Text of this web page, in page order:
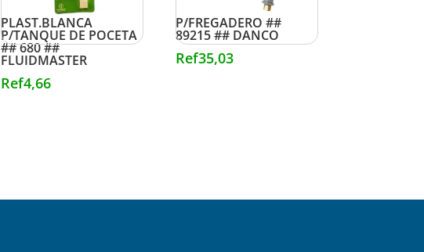
PALANCA
PLAST.BLANCA
P/TANQUE DE POCETA
## 680 ##
FLUIDMASTER
Ref4,66
ROCIADOR CROMADO
P/FREGADERO ##
89215 ## DANCO
Ref35,03